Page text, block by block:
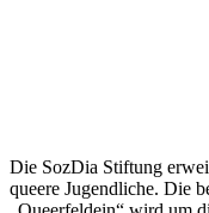
Die SozDia Stiftung
queere Jugendliche. Die